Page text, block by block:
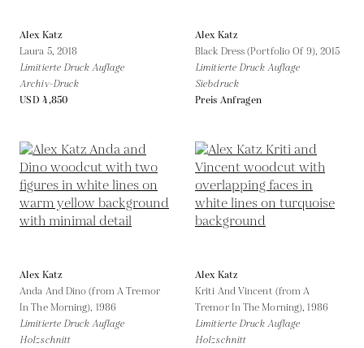
Alex Katz
Laura 5, 2018
Limitierte Druck Auflage
Archiv-Druck
USD 4,850
Alex Katz
Black Dress (Portfolio Of 9),2015
Limitierte Druck Auflage
Siebdruck
Preis Anfragen
Alex Katz
Anda And Dino (from A Tremor
In The Morning), 1986
Limitierte Druck Auflage
Holzschnitt
Alex Katz
Kriti And Vincent (from A
Tremor In The Morning),1986
Limitierte Druck Auflage
Holzschnitt